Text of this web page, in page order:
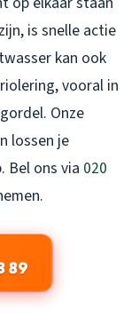
is snelle actie
kan ook
vooral in
Onze
lossen je
Bel ons via 020
89